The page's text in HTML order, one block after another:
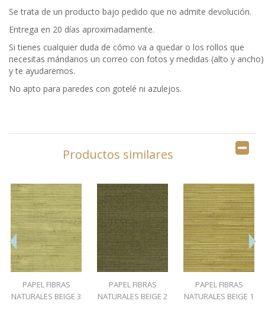
Se trata de un producto bajo pedido que no admite devolución.
Entrega en 20 días aproximadamente.
Si tienes cualquier duda de cómo va a quedar o los rollos que
necesitas mándanos un correo con fotos y medidas (alto y ancho)
y te ayudaremos.
No apto para paredes con gotelé ni azulejos.
Productos similares
PAPEL FIBRAS
NATURALES BEIGE 3
PAPEL FIBRAS
NATURALES BEIGE 2
PAPEL FIBRAS
NATURALES BEIGE 1